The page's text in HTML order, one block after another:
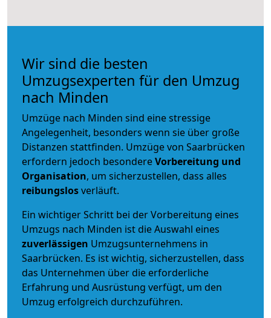
Wir sind die besten
Umzugsexperten für den Umzug
nach Minden
Umzüge nach Minden sind eine stressige
Angelegenheit, besonders wenn sie über große
Distanzen stattfinden. Umzüge von Saarbrücken
erfordern jedoch besondereVorbereitung und
Organisation, um sicherzustellen, dass alles
reibungslosverläuft.
Ein wichtiger Schritt bei der Vorbereitung eines
Umzugs nach Minden ist die Auswahl eines
zuverlässigen Umzugsunternehmens in
Saarbrücken. Es ist wichtig, sicherzustellen, dass
das Unternehmen über die erforderliche
Erfahrung und Ausrüstung verfügt, um den
Umzug erfolgreich durchzuführen.